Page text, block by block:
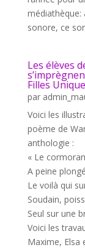
médiathèque:
sonore, ce
Les élèves
Filles
par
Voici les
poème de
anthologie :
« Le cormoran
A peine
Le voilà qui
Soudain,
Seul sur une
Voici les
Maxime, Elsa